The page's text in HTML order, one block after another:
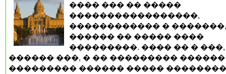
���� ��� �� �����
�����������������,
������������ � �������,
������ �� ����� ����
���������. ���� �� �
������ ���, � �� ��������� ������
��������� ������ �����